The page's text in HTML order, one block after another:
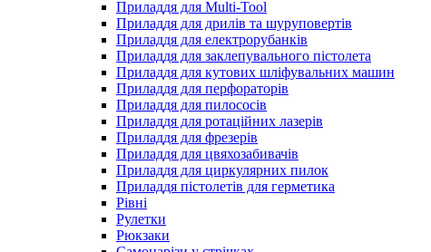
Приладдя для Multi-Tool
Приладдя для дрилів та шуруповертів
Приладдя для електрорубанків
Приладдя для заклепувального пістолета
Приладдя для кутових шліфувальних машин
Приладдя для перфораторів
Приладдя для пилососів
Приладдя для ротаційних лазерів
Приладдя для фрезерів
Приладдя для цвяхозабивачів
Приладдя для циркулярних пилок
Приладдя пістолетів для герметика
Рівні
Рулетки
Рюкзаки